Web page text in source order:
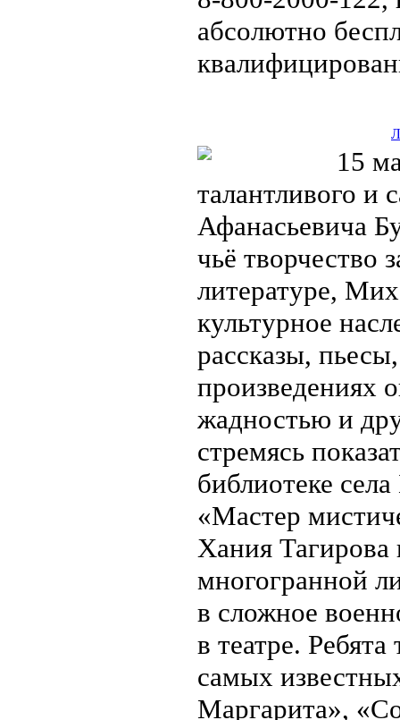
абсолютно
15
талантливого и
Афанасьевича
чьё творчество
литературе,
культурное
рассказы,
произведениях
жадностью и
стремясь
библиотеке
«Мастер
Хания Тагирова
многогранной
в сложное
в театре.
самых
Маргарита»,